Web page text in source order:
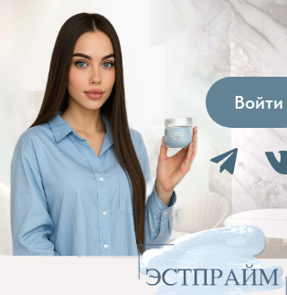
ПРОФЕССИОНАЛЬНАЯ
КОСМЕТИКА